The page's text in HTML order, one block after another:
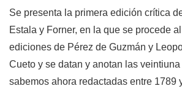
Se presenta la primera edición crítica
Estala y Forner, en la que se procede
ediciones de Pérez de Guzmán y
Cueto y se datan y anotan las
sabemos ahora redactadas entre 1789